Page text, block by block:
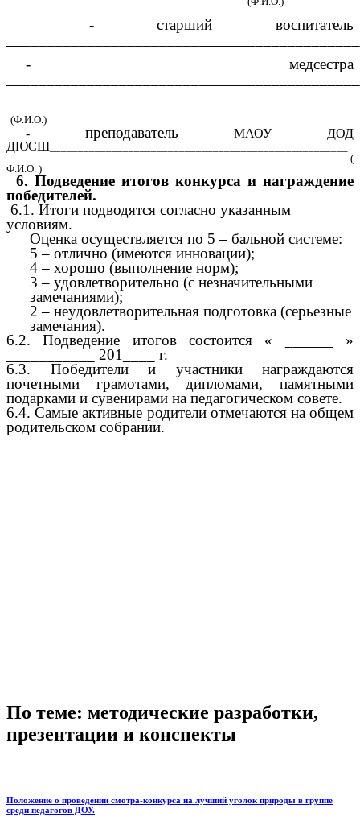
- старший воспитатель
- медсестра
(Ф.И.О.)
- преподаватель МАОУ ДОД
ДЮСШ
(
Ф.И.О. )
6. Подведение итогов конкурса и награждение
победителей.
6.1. Итоги подводятся согласно указанным
условиям.
Оценка осуществляется по 5 – бальной системе:
5 – отлично (имеются инновации);
4 – хорошо (выполнение норм);
3 – удовлетворительно (с незначительными
замечаниями);
2 – неудовлетворительная подготовка (серьезные
замечания).
6.2. Подведение итогов состоится « ______ »
___________ 201____ г.
6.3. Победители и участники награждаются
почетными грамотами, дипломами, памятными
подарками и сувенирами на педагогическом совете.
6.4. Самые активные родители отмечаются на общем
родительском собрании.
По теме: методические разработки,
презентации и конспекты
Положение о проведении смотра-конкурса на лучший уголок природы в группе
среди педагогов ДОУ.